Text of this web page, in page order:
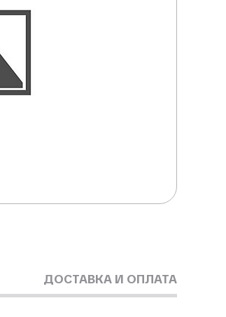
ДОСТАВКА И ОПЛАТА